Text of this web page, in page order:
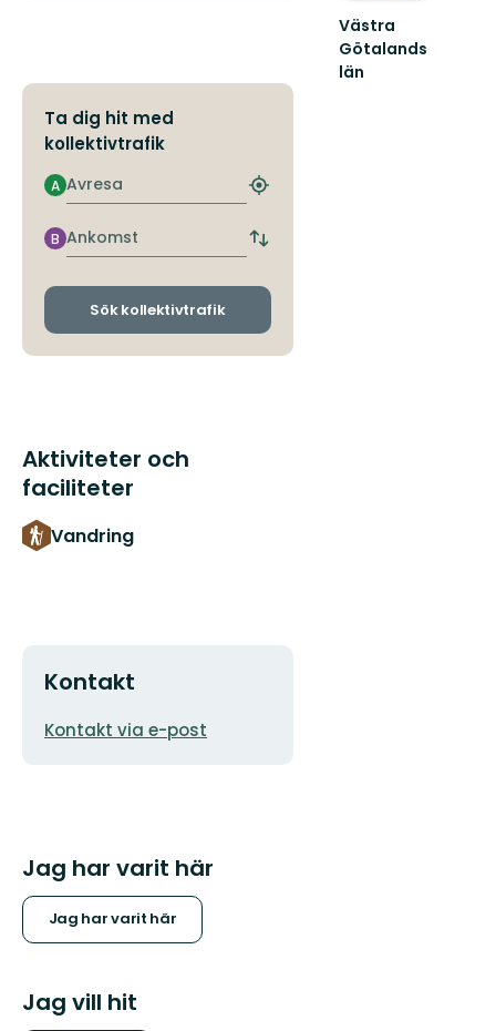
Ta dig hit med
kollektivtrafik
Avresa
A
Hitta
hållplats
Ankomst
B
Byt
och
Sök kollektivtrafik
Aktiviteter och
faciliteter
Vandring
Kontakt
E-
Kontakt via e-post
Jag har varit här
Jag har varit här
Jag vill hit
Västra
Götalands
län